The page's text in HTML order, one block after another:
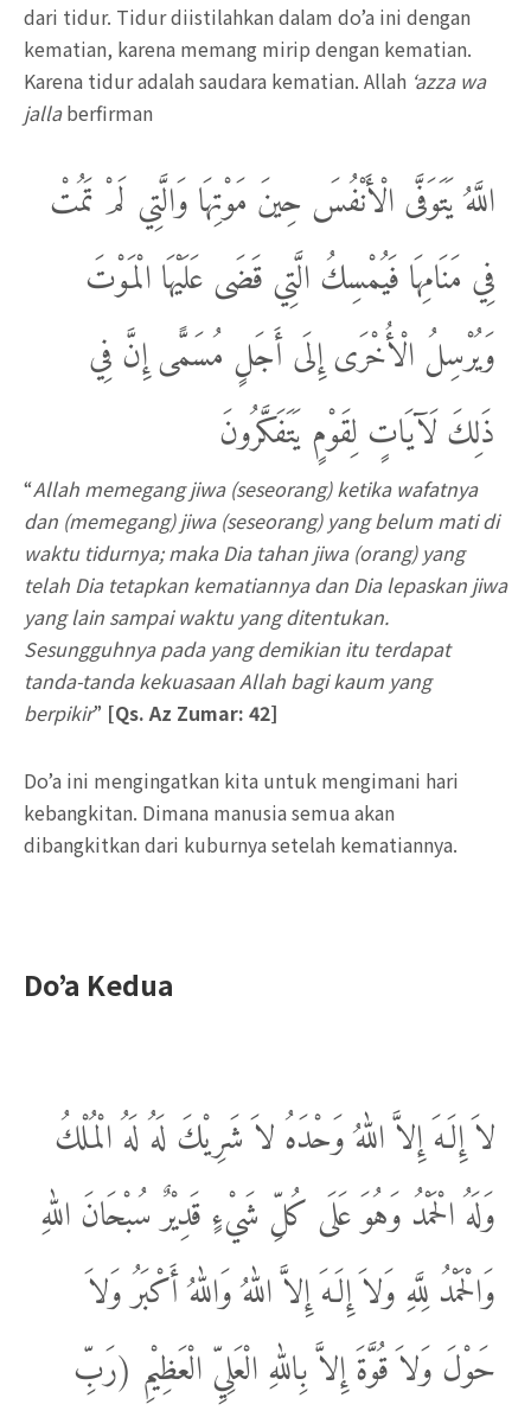
dari tidur. Tidur diistilahkan dalam do’a ini dengan
kematian, karena memang mirip dengan kematian.
Karena tidur adalah saudara kematian. Allah ‘azza wa
jallaberfirman
اللَّهُ يَتَوَفَّى الْأَنْفُسَ حِينَ مَوْتِهَا وَالَّتِي لَمْ تَمُتْ
فِي مَنَامِهَا فَيُمْسِكُ الَّتِي قَضَى عَلَيْهَا الْمَوْتَ
وَيُرْسِلُ الْأُخْرَى إِلَى أَجَلٍ مُسَمًّى إِنَّ فِي
ذَلِكَ لَآيَاتٍ لِقَوْمٍ يَتَفَكَّرُونَ
“Allah memegang jiwa (seseorang) ketika wafatnya
dan (memegang) jiwa (seseorang) yang belum mati di
waktu tidurnya; maka Dia tahan jiwa (orang) yang
telah Dia tetapkan kematiannya dan Dia lepaskan jiwa
yang lain sampai waktu yang ditentukan.
Sesungguhnya pada yang demikian itu terdapat
tanda-tanda kekuasaan Allah bagi kaum yang
berpikir” [Qs. Az Zumar: 42]
Do’a ini mengingatkan kita untuk mengimani hari
kebangkitan. Dimana manusia semua akan
dibangkitkan dari kuburnya setelah kematiannya.
Do’a Kedua
لاَ إِلَـهَ إِلاَّ اللهُ وَحْدَهُ لاَ شَرِيْكَ لَهُ لَهُ الْمُلْكُ
وَلَهُ الْحَمْدُ وَهُوَ عَلَى كُلِّ شَيْءٍ قَدِيْرٌ سُبْحَانَ اللهِ
وَالْحَمْدُ لِلَّهِ وَلاَ إِلَـهَ إِلاَّ اللهُ وَاللهُ أَكْبَرُ وَلاَ
حَوْلَ وَلاَ قُوَّةَ إِلاَّ بِاللهِ الْعَلِيِّ الْعَظِيْمِ (رَبِّ